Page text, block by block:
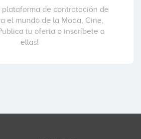
plataforma de contratación de
el mundo de la Moda, Cine,
tu oferta o inscríbete a
ellas!